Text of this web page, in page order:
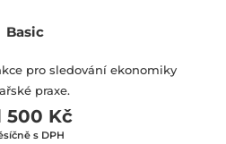
Basic
pro sledování ekonomiky
praxe.
500 Kč
s DPH